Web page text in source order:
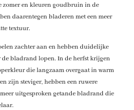
zomer en kleuren goudbruin in de
daarentegen bladeren met een meer
textuur.
zachter aan en hebben duidelijke
bladrand lopen. In de herfst krijgen
die langzaam overgaat in warm
zijn steviger, hebben een ruwere
uitgesproken getande bladrand die